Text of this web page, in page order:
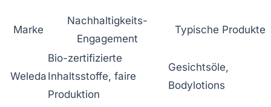
Marke
Nachhaltigkeits-
Engagement
Typische Produkte
Weleda
Bio-zertifizierte
Inhaltsstoffe, faire
Produktion
Gesichtsöle,
Bodylotions